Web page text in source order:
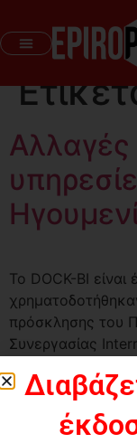
Αλλαγές
Το DOCK-BI
πρόσκλησης του
Συνεργασίας